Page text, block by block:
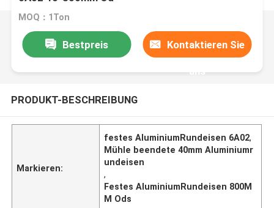
MOQ：1Ton
Bestpreis Kontaktieren Sie
uns
PRODUKT-BESCHREIBUNG
Markieren:
festes AluminiumRundeisen 6A02,
Mühle beendete 40mm Aluminiumr
undeisen
,
Festes AluminiumRundeisen 800M
M Ods